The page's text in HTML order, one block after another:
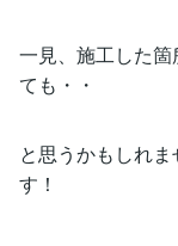
一見、施工した
ても・・
と思うかもしれ
す！